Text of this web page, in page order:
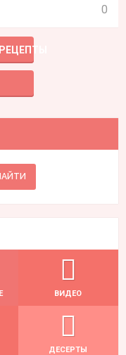
0
ВИДЕО
ДЕСЕРТЫ